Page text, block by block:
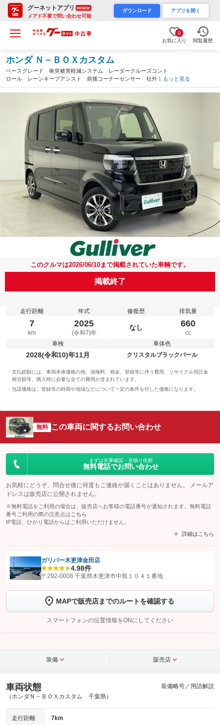
グーネットアプリ RENEW
メアド不要で問い合わせ可能
ダウンロード アプリを開く
0
お気に入り 閲覧履歴
ホンダ Ｎ－ＢＯＸカスタム
ベースグレード 衝突被害軽減システム レーダークルーズコント
ロール レーンキープアシスト 前後コーナーセンサー 社外１０
インチナビ シートヒーター 片側パワースライドドア オートハ
イビーム ＬＥＤヘッドライト（千葉県）
もっと見る
このクルマは2026/06/10まで掲載されていた車輛です。
掲載終了
走行距離
7
km
年式
2025
(令和7)年
修復歴
なし
排気量
660
cc
車検
2028(令和10)年11月
車体色
クリスタルブラックパール
支払総額には、車両本体価格の他、保険料、税金、登録等に伴う費用、リサイクル預託金
相当額等、購入時に必要な全ての費用が含まれています。
当該価格は、登録等の時期や地域などについて一定の条件を付した価格になります。
無料 この車両に関するお問い合わせ
まずは在庫確認・見積り依頼
無料電話でお問い合わせ
お気軽にどうぞ。問合せ後に何度もご連絡が届くことはありません。 メールア
ドレスは販売店に公開されません。
※無料電話をご利用の場合は、販売店へお客様の電話番号が通知されます。無料電話
番号ご利用の際の注意点は こちら
IP電話、ひかり電話からはご利用いただけません。
詳細はこちら
【STEP1】認証画面でグーネットを友だち追加してから「許可する」ボタンを押
トーク画面で
ボタンをタップして問い合わせを
完了してください。
こちら
ガリバー木更津金田店
4.98件
〒292-0008 千葉県木更津市中島１０４１番地
MAPで販売店までのルートを確認する
スマートフォンの位置情報をONにしてください
装備 販売店
車両状態
（ホンダＮ－ＢＯＸカスタム 千葉県）
装備略号／用語解説
走行距離 7km